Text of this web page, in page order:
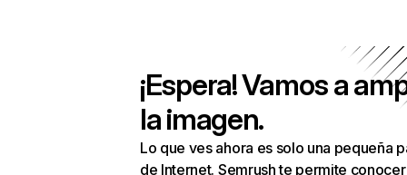
¡Espera! Vamos a
la imagen.
Lo que ves ahora es solo una pequeña
de Internet. Semrush te permite